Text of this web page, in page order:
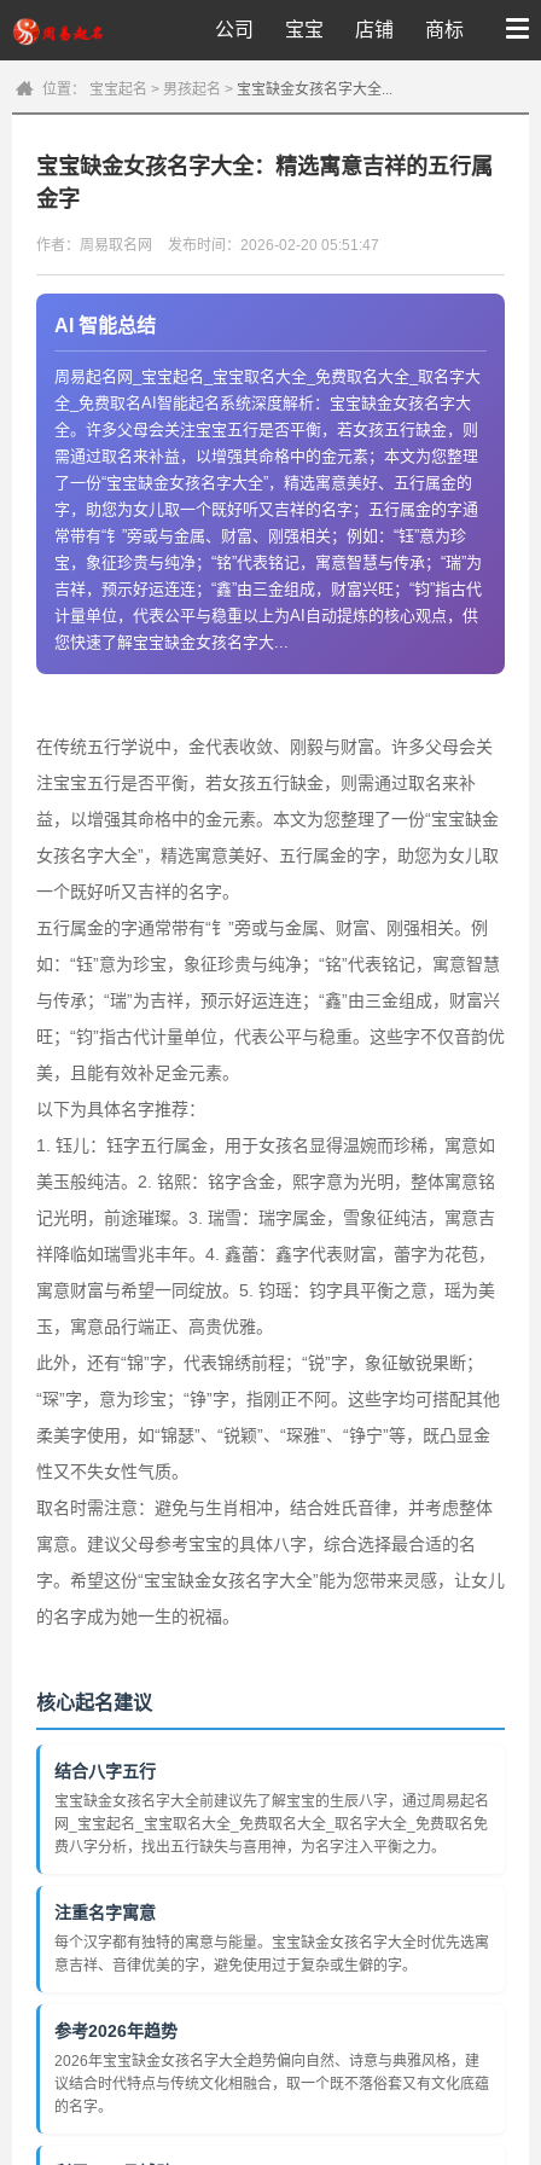
公司 宝宝 店铺 商标
位置： 宝宝起名 > 男孩起名 > 宝宝缺金女孩名字大全...
宝宝缺金女孩名字大全：精选寓意吉祥的五行属
金字
作者：周易取名网 发布时间：2026-02-20 05:51:47
AI 智能总结
周易起名网_宝宝起名_宝宝取名大全_免费取名大全_取名字大
全_免费取名AI智能起名系统深度解析：宝宝缺金女孩名字大
全。许多父母会关注宝宝五行是否平衡，若女孩五行缺金，则
需通过取名来补益，以增强其命格中的金元素；本文为您整理
了一份“宝宝缺金女孩名字大全”，精选寓意美好、五行属金的
字，助您为女儿取一个既好听又吉祥的名字；五行属金的字通
常带有“钅”旁或与金属、财富、刚强相关；例如：“钰”意为珍
宝，象征珍贵与纯净；“铭”代表铭记，寓意智慧与传承；“瑞”为
吉祥，预示好运连连；“鑫”由三金组成，财富兴旺；“钧”指古代
计量单位，代表公平与稳重以上为AI自动提炼的核心观点，供
您快速了解宝宝缺金女孩名字大...
在传统五行学说中，金代表收敛、刚毅与财富。许多父母会关
注宝宝五行是否平衡，若女孩五行缺金，则需通过取名来补
益，以增强其命格中的金元素。本文为您整理了一份“宝宝缺金
女孩名字大全”，精选寓意美好、五行属金的字，助您为女儿取
一个既好听又吉祥的名字。
五行属金的字通常带有“钅”旁或与金属、财富、刚强相关。例
如：“钰”意为珍宝，象征珍贵与纯净；“铭”代表铭记，寓意智慧
与传承；“瑞”为吉祥，预示好运连连；“鑫”由三金组成，财富兴
旺；“钧”指古代计量单位，代表公平与稳重。这些字不仅音韵优
美，且能有效补足金元素。
以下为具体名字推荐：
1. 钰儿：钰字五行属金，用于女孩名显得温婉而珍稀，寓意如
美玉般纯洁。2. 铭熙：铭字含金，熙字意为光明，整体寓意铭
记光明，前途璀璨。3. 瑞雪：瑞字属金，雪象征纯洁，寓意吉
祥降临如瑞雪兆丰年。4. 鑫蕾：鑫字代表财富，蕾字为花苞，
寓意财富与希望一同绽放。5. 钧瑶：钧字具平衡之意，瑶为美
玉，寓意品行端正、高贵优雅。
此外，还有“锦”字，代表锦绣前程；“锐”字，象征敏锐果断；
“琛”字，意为珍宝；“铮”字，指刚正不阿。这些字均可搭配其他
柔美字使用，如“锦瑟”、“锐颖”、“琛雅”、“铮宁”等，既凸显金
性又不失女性气质。
取名时需注意：避免与生肖相冲，结合姓氏音律，并考虑整体
寓意。建议父母参考宝宝的具体八字，综合选择最合适的名
字。希望这份“宝宝缺金女孩名字大全”能为您带来灵感，让女儿
的名字成为她一生的祝福。
核心起名建议
结合八字五行
宝宝缺金女孩名字大全前建议先了解宝宝的生辰八字，通过周易起名
网_宝宝起名_宝宝取名大全_免费取名大全_取名字大全_免费取名免
费八字分析，找出五行缺失与喜用神，为名字注入平衡之力。
注重名字寓意
每个汉字都有独特的寓意与能量。宝宝缺金女孩名字大全时优先选寓
意吉祥、音律优美的字，避免使用过于复杂或生僻的字。
参考2026年趋势
2026年宝宝缺金女孩名字大全趋势偏向自然、诗意与典雅风格，建
议结合时代特点与传统文化相融合，取一个既不落俗套又有文化底蕴
的名字。